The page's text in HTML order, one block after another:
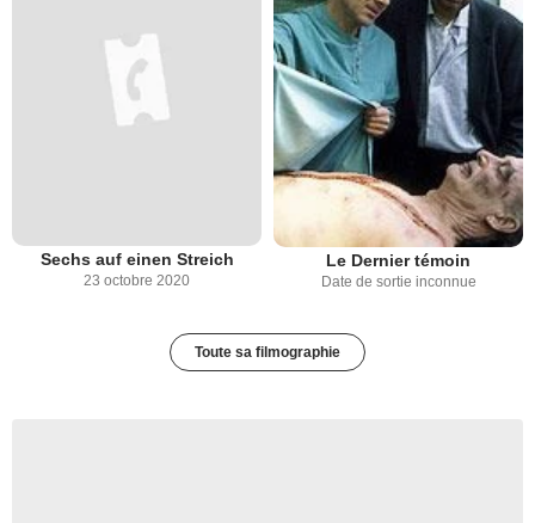
Sechs auf einen Streich
23 octobre 2020
Le Dernier témoin
Date de sortie inconnue
Toute sa filmographie